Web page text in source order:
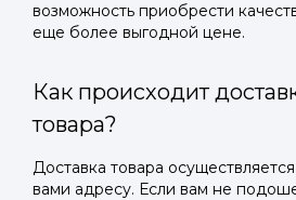
возможность приобрести
еще более выгодной цене.
Как происходит
товара?
Доставка товара
вами адресу. Если вам не